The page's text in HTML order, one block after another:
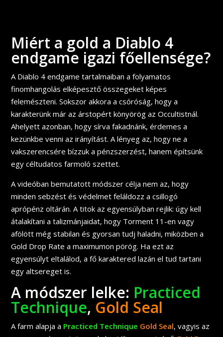
Miért a gold a Diablo 4
endgame igazi főellensége?
A Diablo 4 endgame tartalmaiban a folyamatos
finomhangolás elképesztő összegeket képes
felemészteni. Sokszor akkora a csóróság, hogy a
karakterünk már az árstopért könyörög az Occultistnál.
Ahelyett azonban, hogy sírva fakadnánk, érdemes a
kezünkbe venni az irányítást. A lényeg az, hogy ne a
vakszerencsére bízzuk a pénzszerzést, hanem építsünk
egy céltudatos farmoló szettet.
A videóban bemutatott módszer célja nem az, hogy
minden sebzést és védelmet feláldozz a csillogó
aprópénz oltárán. A titok az egyensúlyban rejlik: úgy kell
átalakítani a talizmánjaidat, hogy Torment 11-en vagy
afölött még stabilan és gyorsan tudj haladni, miközben a
Gold Drop Rate a maximumon pörög. Ha ezt az
egyensúlyt eltalálod, a fő karaktered lazán el tud tartani
egy altsereget is.
A módszer lelke: Practiced
Technique, Gold Seal
A farm alapja a Practiced Technique Gold Seal, vagyis az